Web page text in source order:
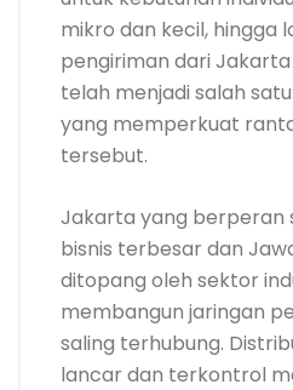
mikro dan kecil, hingga
pengiriman dari
telah menjadi salah
yang memperkuat
tersebut.
Jakarta yang berperan
bisnis terbesar dan
ditopang oleh sektor
membangun jaringan
saling terhubung.
lancar dan terkontrol